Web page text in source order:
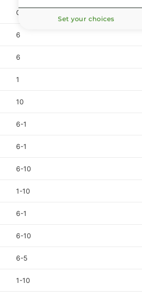
COMBINAISON GAGNANTE
6
6
1
10
6-1
6-1
6-10
1-10
6-1
6-10
6-5
1-10
Set your choices